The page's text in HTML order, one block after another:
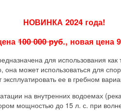
НОВИНКА 2024 года!
100 000 руб., новая цена
для использования
может использоваться для
ее в гребном
на внутренних водоемах
мощностью до 15 л. с. при